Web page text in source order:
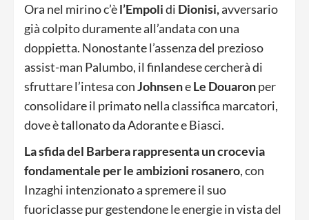
Ora nel mirino c’èl’Empolidi Dionisi,avversario
già colpito duramente all’andata con una
doppietta. Nonostante l’assenza del prezioso
assist-man Palumbo, il finlandese cercherà di
sfruttare l’intesa conJohnseneLe Douaronper
consolidare il primato nella classifica marcatori,
dove è tallonato da Adorante e Biasci.
La sfida del Barbera rappresenta un crocevia
fondamentale per le ambizioni rosanero, con
Inzaghi intenzionato a spremere il suo
fuoriclasse pur gestendone le energie in vista del